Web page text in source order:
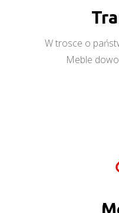
W trosce o
Meble